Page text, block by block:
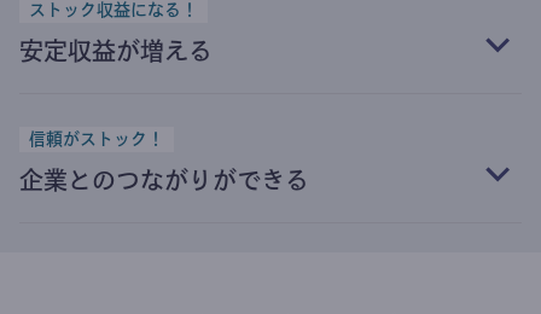
ストック収益になる！
安定収益が増える
信頼がストック！
企業とのつながりができる